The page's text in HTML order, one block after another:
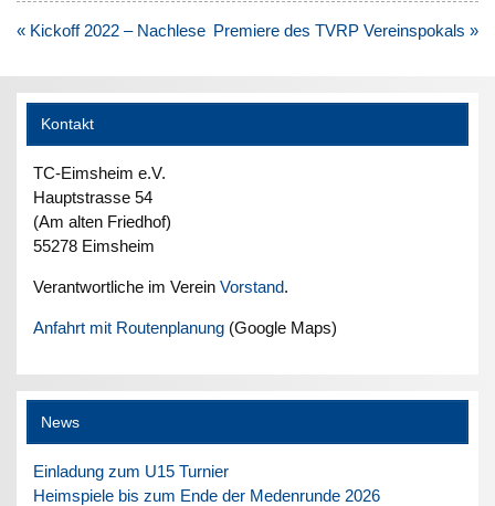
Beitragsnavigation
« Kickoff 2022 – Nachlese Premiere des TVRP Vereinspokals »
Kontakt
TC-Eimsheim e.V.
Hauptstrasse 54
(Am alten Friedhof)
55278 Eimsheim
Verantwortliche im VereinVorstand.
Anfahrt mit Routenplanung (Google Maps)
News
Einladung zum U15 Turnier
Heimspiele bis zum Ende der Medenrunde 2026